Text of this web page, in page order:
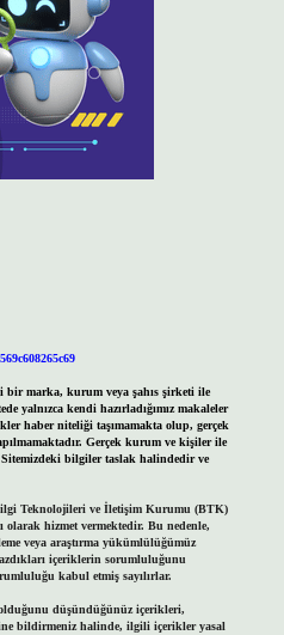
bir marka, kurum veya şahıs şirketi ile
yalnızca kendi hazırladığımız makaleler
haber niteliği taşımamakta olup, gerçek
Gerçek kurum ve kişiler ile
bilgiler taslak halindedir ve
Teknolojileri ve İletişim Kurumu (BTK)
olarak hizmet vermektedir. Bu nedenle,
veya araştırma yükümlülüğümüz
içeriklerin sorumluluğunu
kabul etmiş sayılırlar.
düşündüğünüz içerikleri,
bildirmeniz halinde, ilgili içerikler yasal